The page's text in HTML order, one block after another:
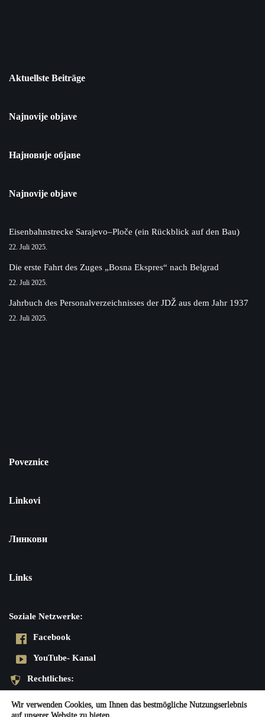
Aktuellste Beiträge
Najnovije objave
Најновије објаве
Najnovije objave
Eisenbahnstrecke Sarajevo–Ploče (ein Rückblick auf den Bau)
22. Juli 2025.
Die erste Fahrt des Zuges „Bosna Ekspres“ nach Belgrad
22. Juli 2025.
Jahrbuch des Personalverzeichnisses der JDŽ aus dem Jahr 1937
22. Juli 2025.
Poveznice
Linkovi
Линкови
Links
Soziale Netzwerke:
Facebook
YouTube- Kanal
Rechtliches:
Datenschutzerklärung
Wir verwenden Cookies, um Ihnen das bestmögliche Nutzungserlebnis